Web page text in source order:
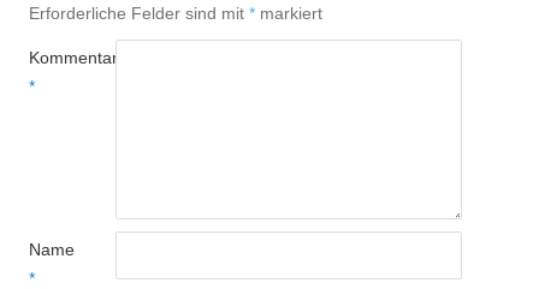
Erforderliche Felder sind mit * markiert
Kommentar
*
Name
*